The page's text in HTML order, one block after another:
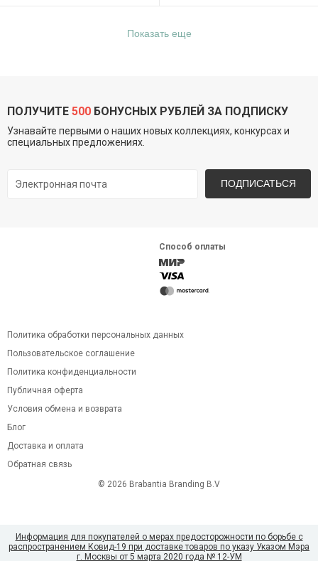
Показать еще
ПОЛУЧИТЕ 500 БОНУСНЫХ РУБЛЕЙ ЗА ПОДПИСКУ
Узнавайте первыми о наших новых коллекциях, конкурсах и
специальных предложениях.
ПОДПИСАТЬСЯ
Способ оплаты
Политика обработки персональных данных
Пользовательское соглашение
Политика конфиденциальности
Публичная оферта
Условия обмена и возврата
Блог
Доставка и оплата
Обратная связь
© 2026 Brabantia Branding B.V
Информация для покупателей о мерах предосторожности по борьбе с
распространением Ковид-19 при доставке товаров по указу Указом Мэра
г. Москвы от 5 марта 2020 года № 12-УМ